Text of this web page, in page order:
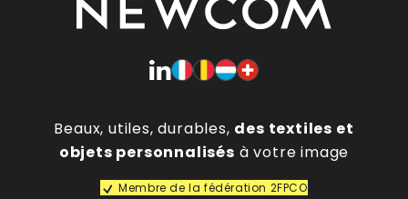
Beaux, utiles, durables, des textiles et
objets personnalisés à votre image
Membre de la fédération 2FPCO